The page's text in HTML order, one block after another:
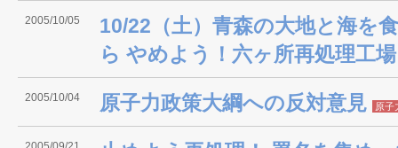
2005/10/05
10/22（土）青森の大地と海を
ら やめよう！六ヶ所再処理工場
2005/10/04 原子力政策大綱への反対意見 原子